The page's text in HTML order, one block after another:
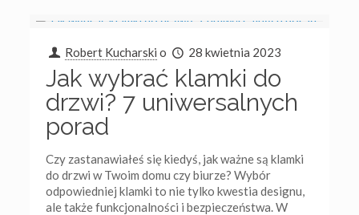
Robert Kucharski o 28 kwietnia 2023
Jak wybrać klamki do
drzwi? 7 uniwersalnych
porad
Czy zastanawiałeś się kiedyś, jak ważne są klamki
do drzwi w Twoim domu czy biurze? Wybór
odpowiedniej klamki to nie tylko kwestia designu,
ale także funkcjonalności i bezpieczeństwa. W